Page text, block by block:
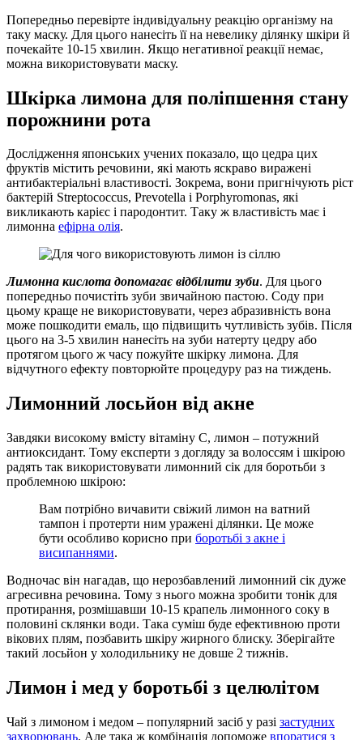
Попередньо перевірте індивідуальну реакцію організму на
таку маску. Для цього нанесіть її на невелику ділянку шкіри й
почекайте 10-15 хвилин. Якщо негативної реакції немає,
можна використовувати маску.
Шкірка лимона для поліпшення стану
порожнини рота
Дослідження японських учених показало, що цедра цих
фруктів містить речовини, які мають яскраво виражені
антибактеріальні властивості. Зокрема, вони пригнічують ріст
бактерій Streptococcus, Prevotella і Porphyromonas, які
викликають карієс і пародонтит. Таку ж властивість має і
лимонна ефірна олія.
Лимонна кислота допомагає відбілити зуби. Для цього
попередньо почистіть зуби звичайною пастою. Соду при
цьому краще не використовувати, через абразивність вона
може пошкодити емаль, що підвищить чутливість зубів. Після
цього на 3-5 хвилин нанесіть на зуби натерту цедру або
протягом цього ж часу пожуйте шкірку лимона. Для
відчутного ефекту повторюйте процедуру раз на тиждень.
Лимонний лосьйон від акне
Завдяки високому вмісту вітаміну C, лимон – потужний
антиоксидант. Тому експерти з догляду за волоссям і шкірою
радять так використовувати лимонний сік для боротьби з
проблемною шкірою:
Вам потрібно вичавити свіжий лимон на ватний
тампон і протерти ним уражені ділянки. Це може
бути особливо корисно при боротьбі з акне і
висипаннями.
Водночас він нагадав, що нерозбавлений лимонний сік дуже
агресивна речовина. Тому з нього можна зробити тонік для
протирання, розмішавши 10-15 крапель лимонного соку в
половині склянки води. Така суміш буде ефективною проти
вікових плям, позбавить шкіру жирного блиску. Зберігайте
такий лосьйон у холодильнику не довше 2 тижнів.
Лимон і мед у боротьбі з целюлітом
Чай з лимоном і медом – популярний засіб у разі застудних
захворювань. Але така ж комбінація допоможе впоратися з